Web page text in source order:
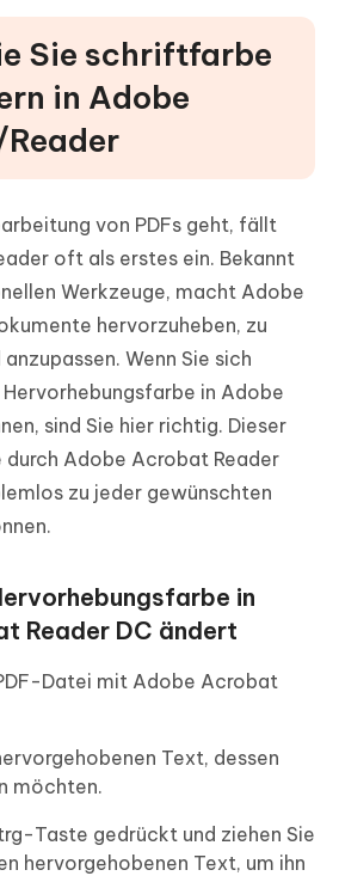
Sie schriftfarbe
in Adobe
von PDFs geht, fällt
oft als erstes ein. Bekannt
Werkzeuge, macht Adobe
hervorzuheben, zu
Wenn Sie sich
in Adobe
sind Sie hier richtig. Dieser
Adobe Acrobat Reader
zu jeder gewünschten
in
Reader DC ändert
Datei mit Adobe Acrobat
Text, dessen
möchten.
Taste gedrückt und ziehen Sie
hervorgehobenen Text, um ihn